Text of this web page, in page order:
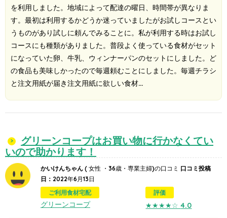
を利用しました。地域によって配達の曜日、時間帯が異なりま
す。最初は利用するかどうか迷っていましたがお試しコースとい
うものがあり試しに頼んでみることに。私が利用する時はお試し
コースにも種類がありました。普段よく使っている食材がセット
になっていた卵、牛乳、ウィンナーパンのセットにしました。ど
の食品も美味しかったので毎週頼むことにしました。毎週チラシ
と注文用紙が届き注文用紙に欲しい食材…
グリーンコープはお買い物に行かなくてい
いので助かります！
かいけんちゃん ( 女性 ・36歳・専業主婦)の口コミ 口コミ投稿
日： 2022年6月13日
ご利用食材宅配
グリーンコープ
評価
★★★★☆4.0